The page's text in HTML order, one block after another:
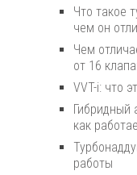
Что такое
чем он
Чем
от 16
VVT-i: что
Гибридный
как
работы